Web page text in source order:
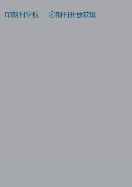
期刊导航 期刊开放获取